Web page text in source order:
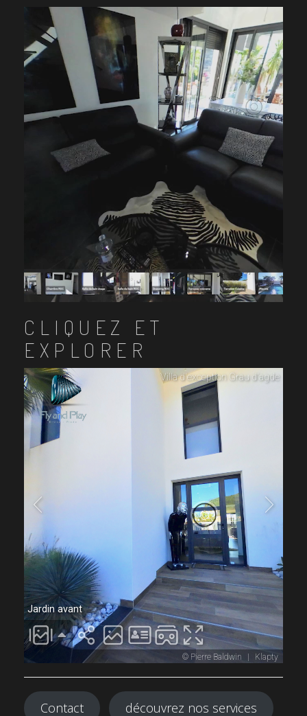
CLIQUEZ ET
EXPLORER
Contact découvrez nos services